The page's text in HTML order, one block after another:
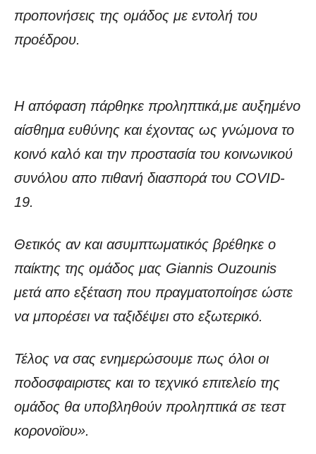
προπονήσεις της ομάδος με εντολή του
προέδρου.
Η απόφαση πάρθηκε προληπτικά,με αυξημένο
αίσθημα ευθύνης και έχοντας ως γνώμονα το
κοινό καλό και την προστασία του κοινωνικού
συνόλου απο πιθανή διασπορά του COVID-
19.
Θετικός αν και ασυμπτωματικός βρέθηκε ο
παίκτης της ομάδος μας Giannis Ouzounis
μετά απο εξέταση που πραγματοποίησε ώστε
να μπορέσει να ταξιδέψει στο εξωτερικό.
Τέλος να σας ενημερώσουμε πως όλοι οι
ποδοσφαιριστες και το τεχνικό επιτελείο της
ομάδος θα υποβληθούν προληπτικά σε τεστ
κορονοϊου».